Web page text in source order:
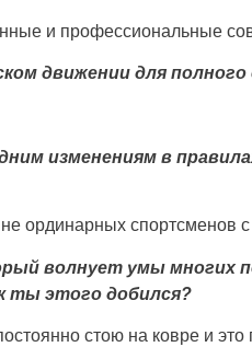
и профессиональные
движении для полного
изменениям в
ординарных спортсменов
волнует умы многих
ты этого добился?
стою на ковре и